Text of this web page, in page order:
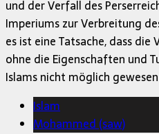
und der Verfall des
Imperiums zur Verbreitung
es ist eine Tatsache, dass die
ohne die Eigenschaften und
Islams nicht möglich
Islam
Mohammed (saw)